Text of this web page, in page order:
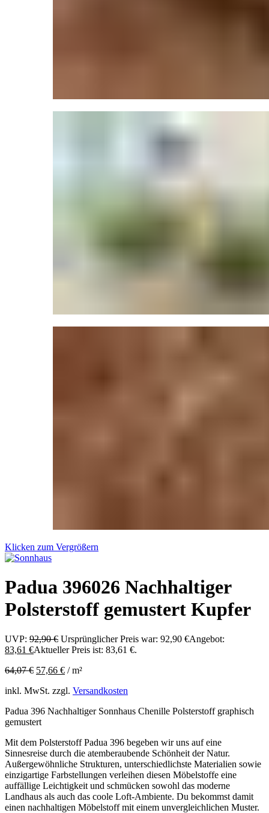
Klicken zum Vergrößern
Padua 396026 Nachhaltiger
Polsterstoff gemustert Kupfer
UVP: 92,90€ Ursprünglicher Preis war: 92,90 €Angebot:
83,61 €Aktueller Preis ist: 83,61 €.
64,07€ 57,66 € /m²
inkl. MwSt. zzgl. Versandkosten
Padua 396 Nachhaltiger Sonnhaus Chenille Polsterstoff graphisch
gemustert
Mit dem Polsterstoff Padua 396 begeben wir uns auf eine
Sinnesreise durch die atemberaubende Schönheit der Natur.
Außergewöhnliche Strukturen, unterschiedlichste Materialien sowie
einzigartige Farbstellungen verleihen diesen Möbelstoffe eine
auffällige Leichtigkeit und schmücken sowohl das moderne
Landhaus als auch das coole Loft-Ambiente. Du bekommst damit
einen nachhaltigen Möbelstoff mit einem unvergleichlichen Muster.